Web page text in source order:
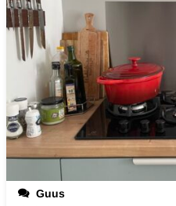
Guus